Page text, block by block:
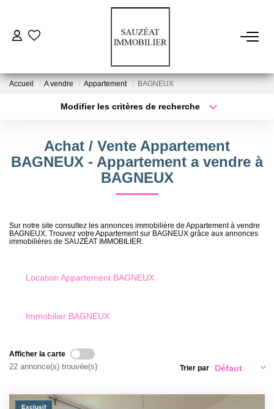
VENDRE
NOS AGENCES
Qui Sommes-Nous
Nous Rejoindre
Accueil A vendre Appartement BAGNEUX
Modifier les critères de recherche
Sélectionnez...
Type de bien
Surface min
Achat / Vente Appartement
BAGNEUX - Appartement a vendre à
BAGNEUX
Sur notre site consultez les annonces immobilière de Appartement à vendre
BAGNEUX. Trouvez votre Appartement sur BAGNEUX grâce aux annonces
immobilières de SAUZÉAT IMMOBILIER.
Location Appartement BAGNEUX
Immobilier BAGNEUX
Afficher la carte
22 annonce(s) trouvée(s) Trier par
Exclusif